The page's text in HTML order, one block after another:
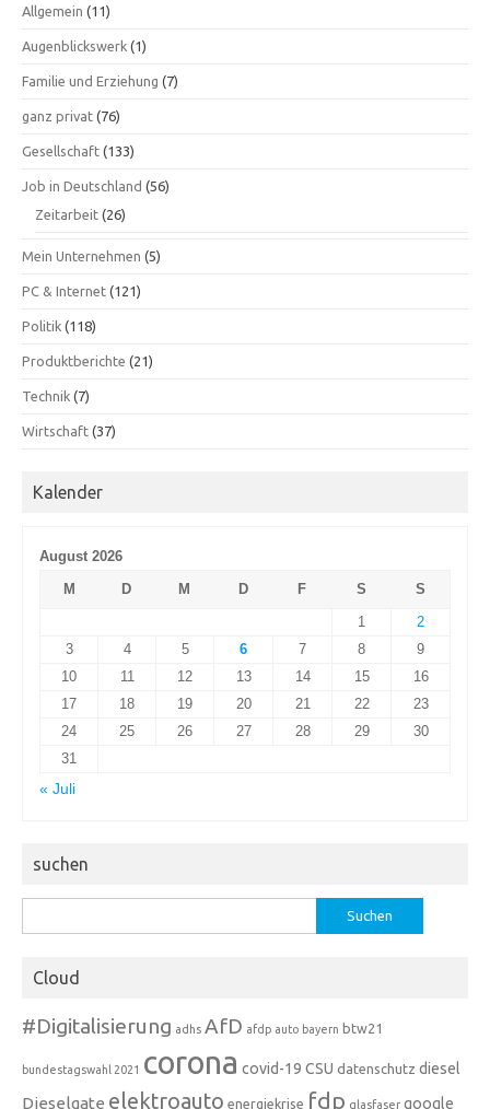
Allgemein (11)
Augenblickswerk (1)
Familie und Erziehung (7)
ganz privat (76)
Gesellschaft (133)
Job in Deutschland (56)
Zeitarbeit (26)
Mein Unternehmen (5)
PC & Internet (121)
Politik (118)
Produktberichte (21)
Technik (7)
Wirtschaft (37)
Kalender
August 2026
M
D M D F S
S
1
2
3
4 5 6 7 8
9
10
11 12 13 14 15
16
17
18 19 20 21 22
23
24
25 26 27 28 29
30
31
« Juli
suchen
nach:
Cloud
#Digitalisierung adhs AfD afdp auto bayern btw21
bundestagswahl 2021 corona covid-19 CSU datenschutz diesel
Dieselgate elektroauto energiekrise fdp glasfaser google